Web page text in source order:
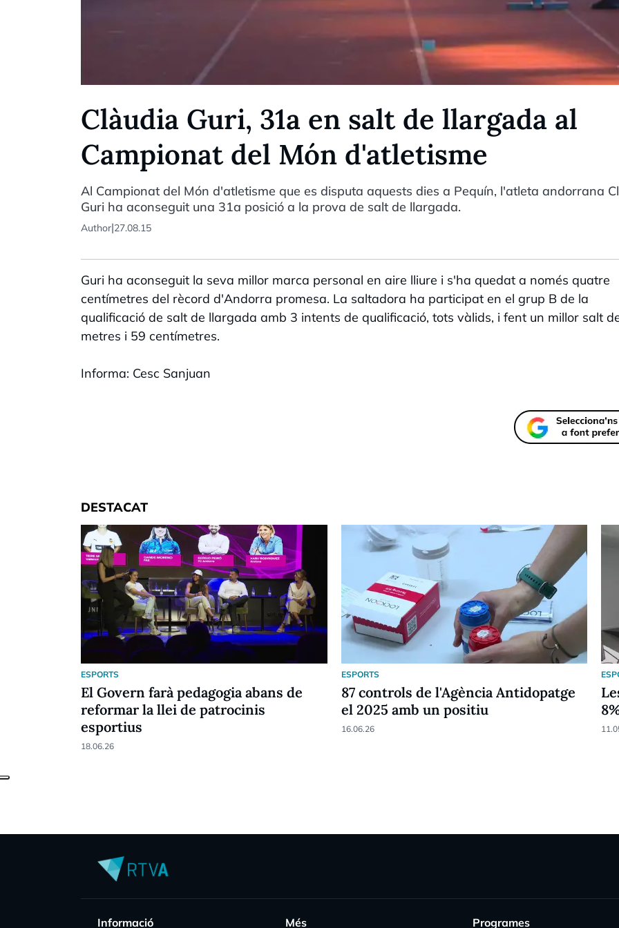
Clàudia Guri, 31a en salt de llargada al
Campionat del Món d'atletisme
Al Campionat del Món d'atletisme que es disputa aquests dies a Pequín, l'atleta andorrana
Guri ha aconseguit una 31a posició a la prova de salt de llargada.
Author|27.08.15
Guri ha aconseguit la seva millor marca personal en aire lliure i s'ha quedat a només quatre
centímetres del rècord d'Andorra promesa. La saltadora ha participat en el grup B de la
qualificació de salt de llargada amb 3 intents de qualificació, tots vàlids, i fent un millor salt
metres i 59 centímetres.
Informa: Cesc Sanjuan
DESTACAT
ESPORTS
El Govern farà pedagogia abans de
reformar la llei de patrocinis
esportius
18.06.26
ESPORTS
87 controls de l'Agència Antidopatge
el 2025 amb un positiu
16.06.26
Informació Més Programes